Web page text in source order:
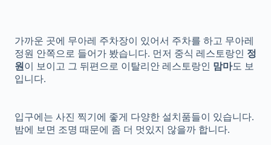
가까운 곳에 무아레 주차장이 있어서 주차를 하고 무아레
정원 안쪽으로 들어가 봤습니다. 먼저 중식 레스토랑인 정
원 이 보이고 그 뒤편으로 이탈리안 레스토랑인 맘마도 보
입니다.
입구에는 사진 찍기에 좋게 다양한 설치품들이 있습니다.
밤에 보면 조명 때문에 좀 더 멋있지 않을까 합니다.